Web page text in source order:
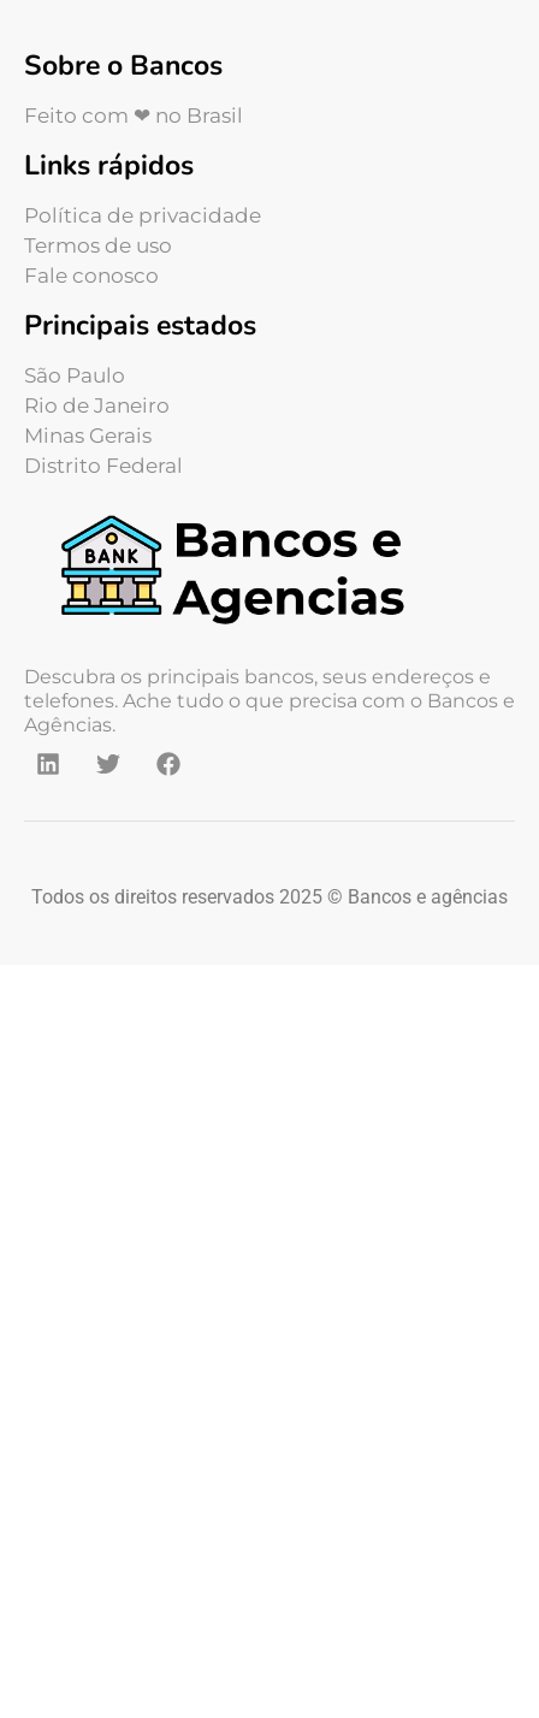
Sobre o Bancos
Feito com ❤ no Brasil
Links rápidos
Política de privacidade
Termos de uso
Fale conosco
Principais estados
São Paulo
Rio de Janeiro
Minas Gerais
Distrito Federal
Descubra os principais bancos, seus endereços e
telefones. Ache tudo o que precisa com o Bancos e
Agências.
Todos os direitos reservados 2025 © Bancos e agências